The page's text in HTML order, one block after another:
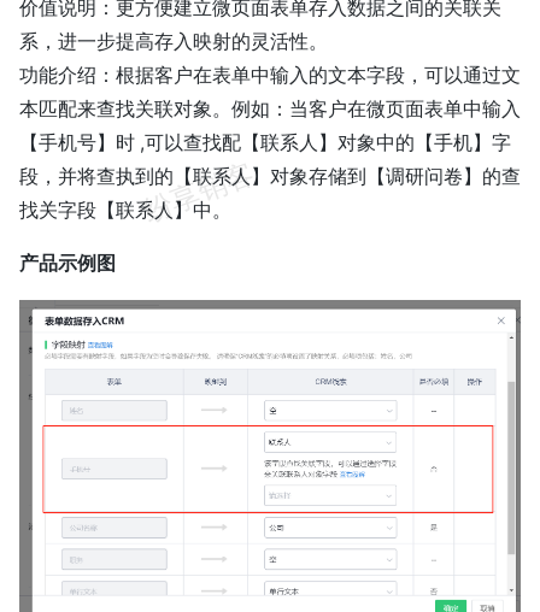
价值说明：更方便建立微页面表单存入数据之间的关联关
系，进一步提高存入映射的灵活性。
功能介绍：根据客户在表单中输入的文本字段，可以通过文
本匹配来查找关联对象。例如：当客户在微页面表单中输入
【手机号】时 ,可以查找配【联系人】对象中的【手机】字
段，并将查执到的【联系人】对象存储到【调研问卷】的查
找关字段【联系人】中。
产品示例图